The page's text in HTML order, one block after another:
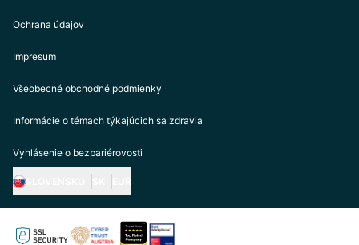
Ochrana údajov
Impresum
Všeobecné obchodné podmienky
Informácie o témach týkajúcich sa zdravia
Vyhlásenie o bezbariérovosti
https://biogena.com/de-at
https://biogena.com/de-de